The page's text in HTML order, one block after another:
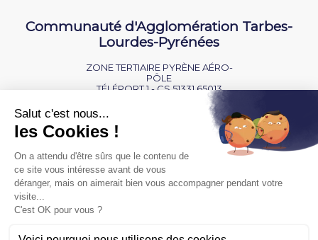
Communauté d'Agglomération Tarbes-
Lourdes-Pyrénées
ZONE TERTIAIRE PYRÈNE AÉRO-
PÔLE
TÉLÉPORT 1 - CS 51331 65013
BAISSE D'AUDITION ?
SOURD OU MALENTENDANT ?